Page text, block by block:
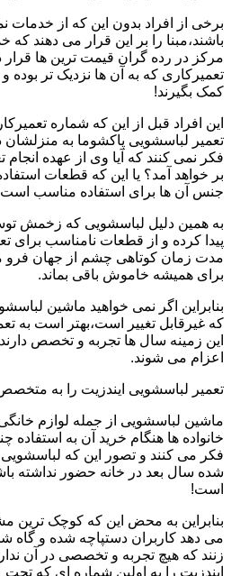
برخی از افراد بدون این که از خدمات
باشند،مبنا را بر این قرار می دهند
مرکز در رده گران قیمت ترین ها قرار
تعمیرکاری که به آن ها نزدیک تر بوده و
کمک بگیرند!
این افراد قبل از این که شماره
تعمیر لباسشویی پاکشوما به
فکر نمی کنند که آیا وی از عهده
بر خواهد آمد؟ یا این که قطعات
جنس آن ها برای استفاده مناسب است
به همین دلیل لباسشویی که زخمش
پیدا کرده و از قطعات نامناسب برای
مدت زمان کوتاهی چشم از جهان فرو
برای همیشه خاموش باقی بماند.
بنابراین اگر نمی خواهید ماشین
که غیرقابل تغییر است،بهتر است به
این زمینه سال ها تجربه و تخصص
اعزام می شوند.
تعمیر لباسشویی ایندزیت را به
ماشین لباسشویی از جمله لوازم
خانواده ها هنگام خرید آن به استفاده
فکر می کنند و تصور این که لباسشویی
شده سال بعد در خانه حضور نداشته
است!
بنابراین به محض این که کوچک ترین
می دهد کاربران دستپاچه شده و گاه
زنند که هیچ تجربه و تخصصی در آن
ایندزیت را به اولین شماره ای که تحت